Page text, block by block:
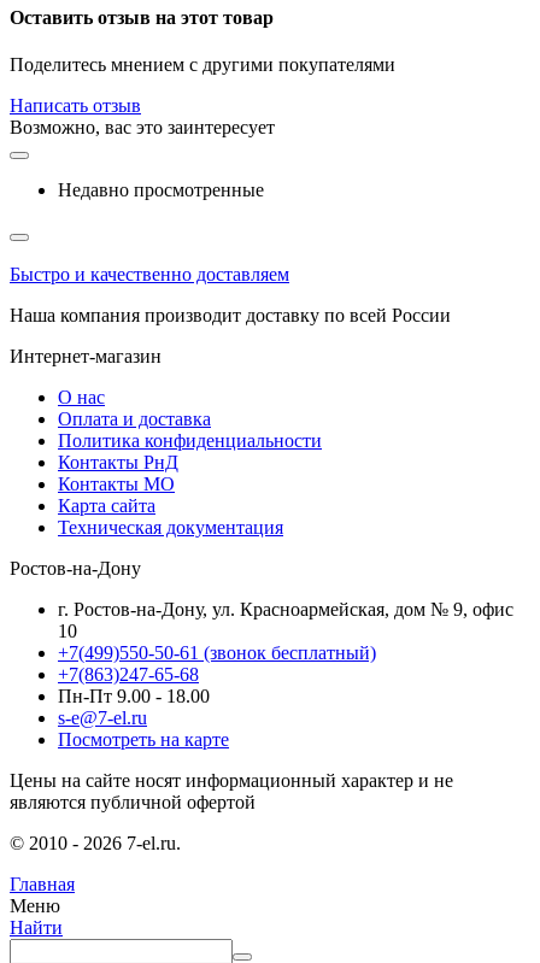
Оставить отзыв на этот товар
Поделитесь мнением с другими покупателями
Написать отзыв
Возможно, вас это заинтересует
Недавно просмотренные
Быстро и качественно доставляем
Наша компания производит доставку по всей России
Интернет-магазин
О нас
Оплата и доставка
Политика конфиденциальности
Контакты РнД
Контакты МО
Карта сайта
Техническая документация
Ростов-на-Дону
г. Ростов-на-Дону, ул. Красноармейская, дом № 9, офис
10
+7(499)550-50-61 (звонок бесплатный)
+7(863)247-65-68
Пн-Пт 9.00 - 18.00
s-e@7-el.ru
Посмотреть на карте
Цены на сайте носят информационный характер и не
являются публичной офертой
© 2010 - 2026 7-el.ru.
Главная
Меню
Найти